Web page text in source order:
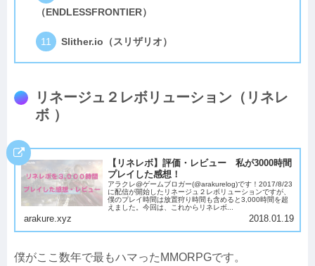
（ENDLESSFRONTIER）
Slither.io（スリザリオ）
リネージュ２レボリューション（リネレ
ボ ）
【リネレボ】評価・レビュー 私が3000時間
プレイした感想！
アラクレ@ゲームブロガー(@arakurelog)です！2017/8/23
に配信が開始したリネージュ２レボリューションですが、
僕のプレイ時間は放置狩り時間も含めると3,000時間を超
えました。今回は、これからリネレボ...
arakure.xyz 2018.01.19
僕がここ数年で最もハマったMMORPGです。